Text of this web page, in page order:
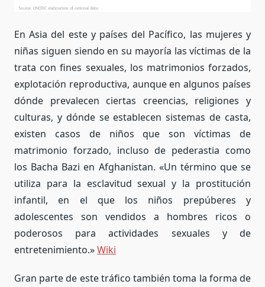
En Asia del este y países del Pacífico, las mujeres y
niñas siguen siendo en su mayoría las víctimas de la
trata con fines sexuales, los matrimonios forzados,
explotación reproductiva, aunque en algunos países
dónde prevalecen ciertas creencias, religiones y
culturas, y dónde se establecen sistemas de casta,
existen casos de niños que son víctimas de
matrimonio forzado, incluso de pederastia como
los Bacha Bazi en Afghanistan. «Un término que se
utiliza para la esclavitud sexual y la prostitución
infantil, ​ en el que los niños prepúberes y
adolescentes son vendidos a hombres ricos o
poderosos para actividades sexuales y de
entretenimiento.»Wiki
Gran parte de este tráfico también toma la forma de